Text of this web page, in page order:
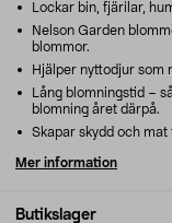
Butikslager
Lockar bin, fjärilar,
Nelson Garden
blommor.
Hjälper nyttodjur som
Lång blomningstid –
blomning året därpå.
Skapar skydd och
Mer information